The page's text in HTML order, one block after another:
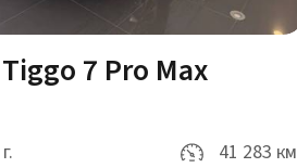
7 Pro Max
41 283 км